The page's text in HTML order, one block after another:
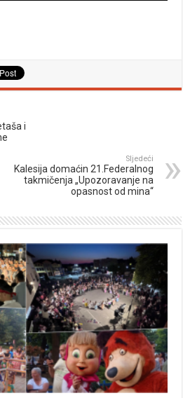
i
Sljedeći
Kalesija domaćin 21.Federalnog
takmičenja „Upozoravanje na
opasnost od mina“